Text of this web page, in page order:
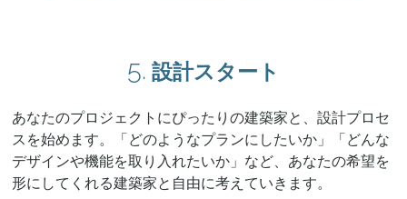
5. 設計スタート
あなたのプロジェクトにぴったりの建築家と、設計プロセ
スを始めます。「どのようなプランにしたいか」「どんな
デザインや機能を取り入れたいか」など、あなたの希望を
形にしてくれる建築家と自由に考えていきます。